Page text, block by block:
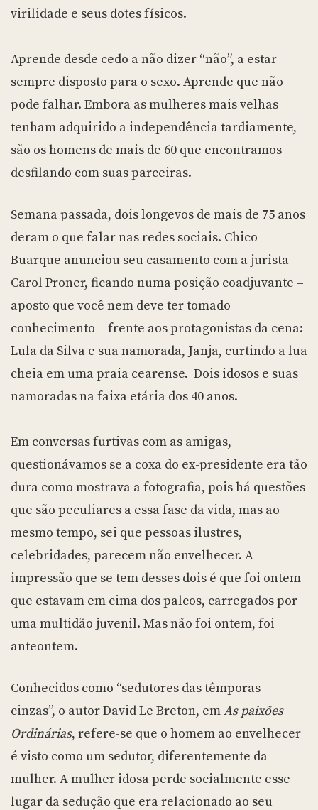
virilidade e seus dotes físicos.
Aprende desde cedo a não dizer “não”, a estar
sempre disposto para o sexo. Aprende que não
pode falhar. Embora as mulheres mais velhas
tenham adquirido a independência tardiamente,
são os homens de mais de 60 que encontramos
desfilando com suas parceiras.
Semana passada, dois longevos de mais de 75 anos
deram o que falar nas redes sociais. Chico
Buarque anunciou seu casamento com a jurista
Carol Proner, ficando numa posição coadjuvante –
aposto que você nem deve ter tomado
conhecimento – frente aos protagonistas da cena:
Lula da Silva e sua namorada, Janja, curtindo a lua
cheia em uma praia cearense. Dois idosos e suas
namoradas na faixa etária dos 40 anos.
Em conversas furtivas com as amigas,
questionávamos se a coxa do ex-presidente era tão
dura como mostrava a fotografia, pois há questões
que são peculiares a essa fase da vida, mas ao
mesmo tempo, sei que pessoas ilustres,
celebridades, parecem não envelhecer. A
impressão que se tem desses dois é que foi ontem
que estavam em cima dos palcos, carregados por
uma multidão juvenil. Mas não foi ontem, foi
anteontem.
Conhecidos como “sedutores das têmporas
cinzas”, o autor David Le Breton, emAs paixões
Ordinárias, refere-se que o homem ao envelhecer
é visto como um sedutor, diferentemente da
mulher. A mulher idosa perde socialmente esse
lugar da sedução que era relacionado ao seu